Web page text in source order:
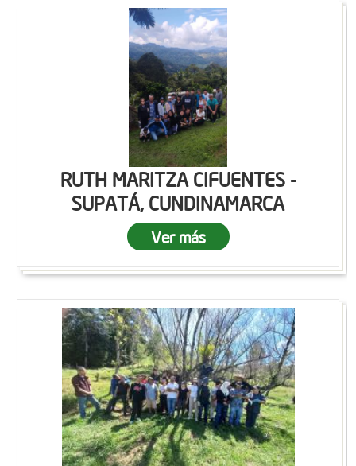
RUTH MARITZA CIFUENTES -
SUPATÁ, CUNDINAMARCA
Ver más